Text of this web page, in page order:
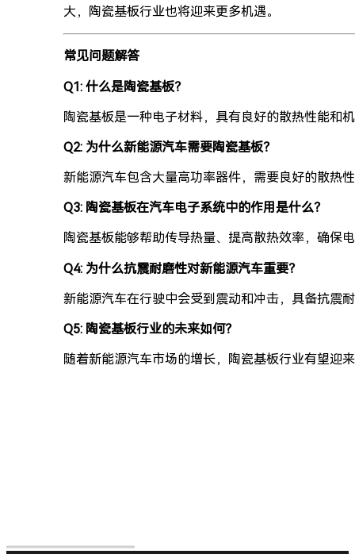
大，陶瓷基板行业也将迎来更多机遇。
常见问题解答
Q1: 什么是陶瓷基板？
陶瓷基板是一种电子材料，具有良好的散热性能和
Q2: 为什么新能源汽车需要陶瓷基板？
新能源汽车包含大量高功率器件，需要良好的散热
Q3: 陶瓷基板在汽车电子系统中的作用是什么？
陶瓷基板能够帮助传导热量、提高散热效率，确保
Q4: 为什么抗震耐磨性对新能源汽车重要？
新能源汽车在行驶中会受到震动和冲击，具备抗震
Q5: 陶瓷基板行业的未来如何？
随着新能源汽车市场的增长，陶瓷基板行业有望迎